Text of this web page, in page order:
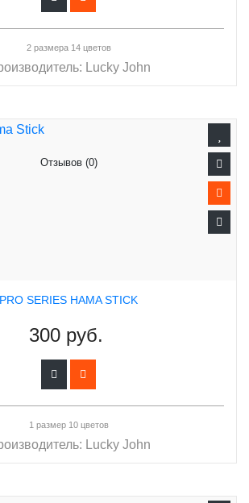
2 размера 14 цветов
Lucky John
Отзывов (0)
PRO SERIES HAMA STICK
300 руб.
1 размер 10 цветов
Lucky John